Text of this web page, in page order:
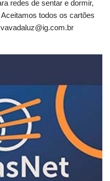
redes de sentar e dormir,
todos os cartões
vavadaluz@ig.com.br